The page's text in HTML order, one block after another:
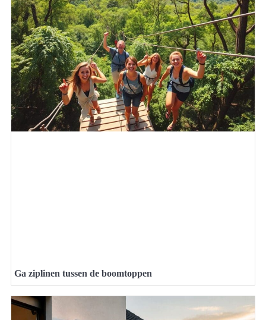
Ga ziplinen tussen de boomtoppen